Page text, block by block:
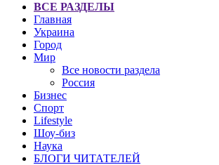
ВСЕ РАЗДЕЛЫ
Главная
Украина
Город
Мир
Все новости раздела
Россия
Бизнес
Спорт
Lifestyle
Шоу-биз
Наука
БЛОГИ ЧИТАТЕЛЕЙ